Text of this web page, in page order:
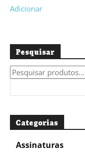
Adicionar
Pesquisar
Pesquisar
por:
Categorias
Assinaturas